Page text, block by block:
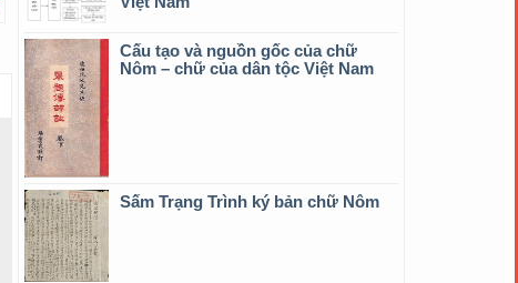
Cấu tạo và nguồn gốc của chữ
Nôm – chữ của dân tộc Việt Nam
Sấm Trạng Trình ký bản chữ Nôm